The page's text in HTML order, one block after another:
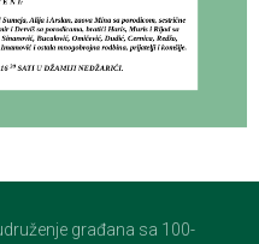
građana sa 100-